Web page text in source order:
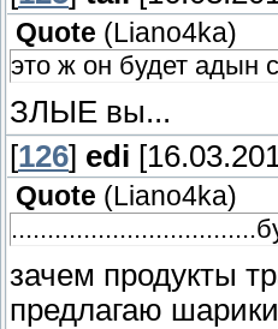
Quote (Liano4ka)
это ж он будет адын
ЗЛЫЕ вы...
[126] edi
Quote (Liano4ka)
зачем продукты
предлагаю